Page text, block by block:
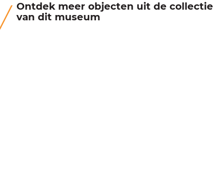
Ontdek meer objecten uit de collectie
van dit museum